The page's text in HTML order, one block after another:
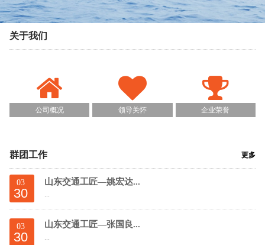
关于我们
公司概况 领导关怀 企业荣誉
群团工作 更多
03
30
山东交通工匠—姚宏达...
...
03
30
山东交通工匠—张国良...